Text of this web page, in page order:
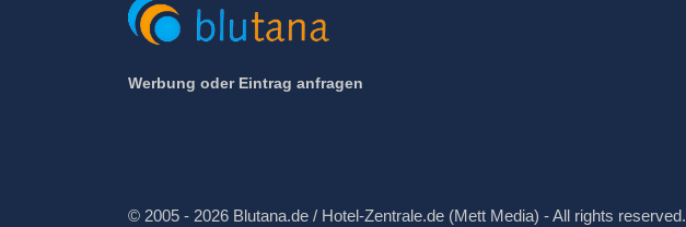
Werbung oder Eintrag anfragen
© 2005 - 2026 Blutana.de / Hotel-Zentrale.de (Mett Media) - All rights reserved.